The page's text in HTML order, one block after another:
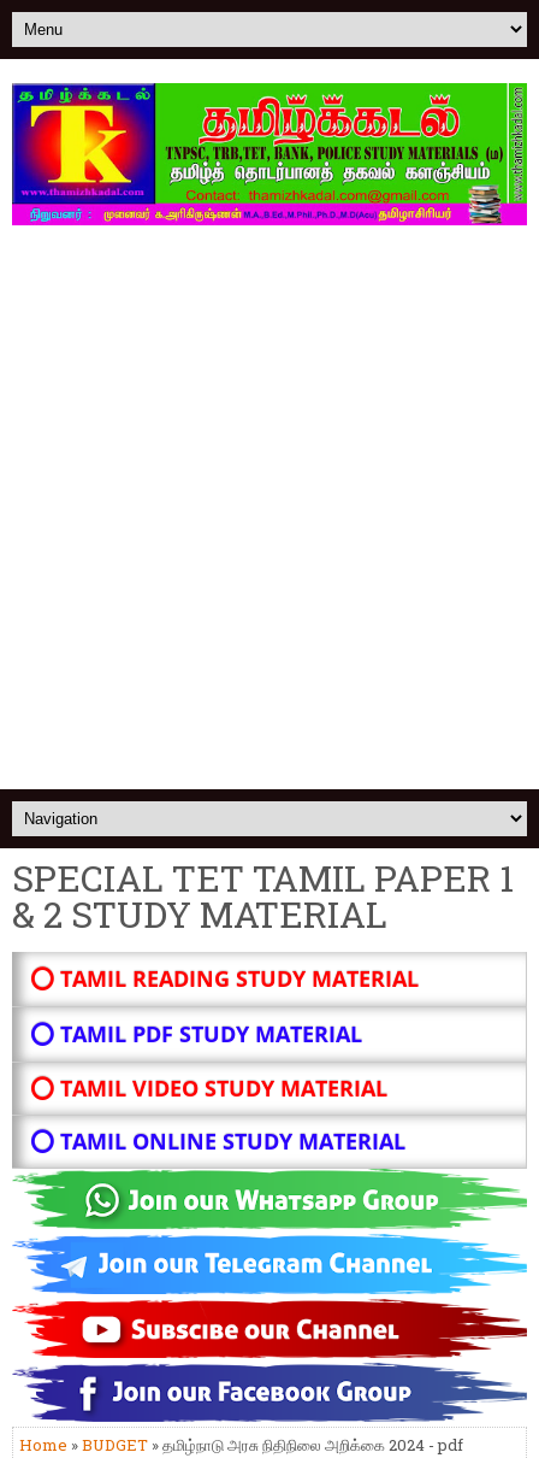
SPECIAL TET TAMIL PAPER 1
& 2 STUDY MATERIAL
⭕ TAMIL READING STUDY MATERIAL
⭕ TAMIL PDF STUDY MATERIAL
⭕ TAMIL VIDEO STUDY MATERIAL
⭕ TAMIL ONLINE STUDY MATERIAL
Home »BUDGET » தமிழ்நாடு அரசு நிதிநிலை அறிக்கை 2024 - pdf